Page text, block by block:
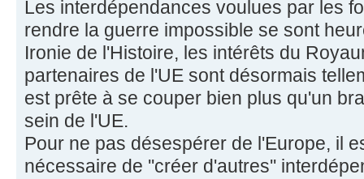
Les interdépendances voulues par les
rendre la guerre impossible se sont
Ironie de l'Histoire, les intérêts du
partenaires de l'UE sont désormais
est prête à se couper bien plus qu'un
sein de l'UE.
Pour ne pas désespérer de l'Europe, il
nécessaire de ''créer d'autres''